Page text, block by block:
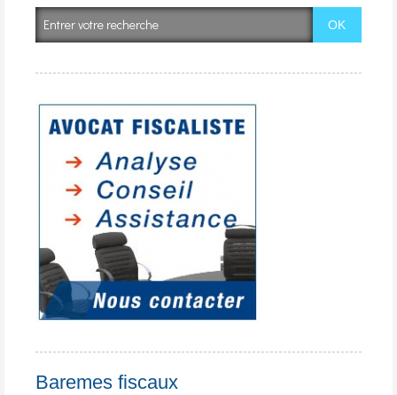
Baremes fiscaux